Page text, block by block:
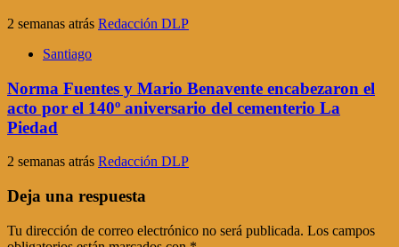
2 semanas atrás Redacción DLP
Santiago
Norma Fuentes y Mario Benavente encabezaron el
acto por el 140º aniversario del cementerio La
Piedad
2 semanas atrás Redacción DLP
Deja una respuesta
Tu dirección de correo electrónico no será publicada. Los campos